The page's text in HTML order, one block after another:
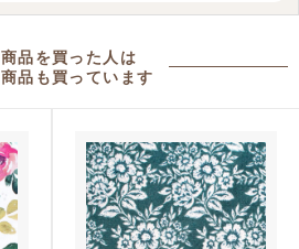
品を買った人は
品も買っています